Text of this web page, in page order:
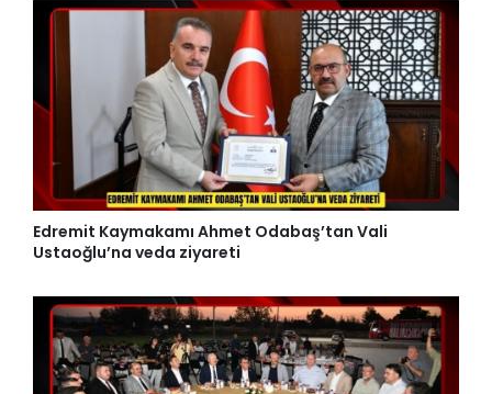
Edremit Kaymakamı Ahmet Odabaş’tan Vali
Ustaoğlu’na veda ziyareti